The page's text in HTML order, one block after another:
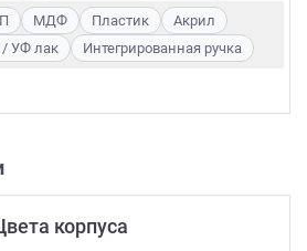
МДФ Пластик
Акрил
/ УФ лак
Интегрированная ручка
корпуса